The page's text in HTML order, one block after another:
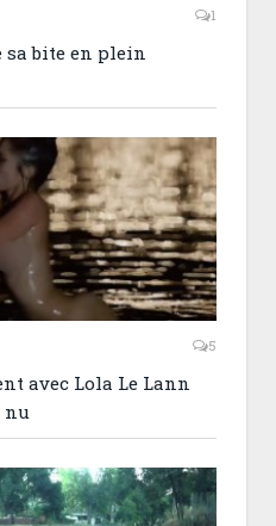
1
bite en plein
5
avec Lola Le Lann
nu